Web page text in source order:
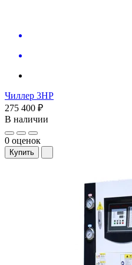
Чиллер 3HP
275 400 ₽
В наличии
0 оценок
Купить